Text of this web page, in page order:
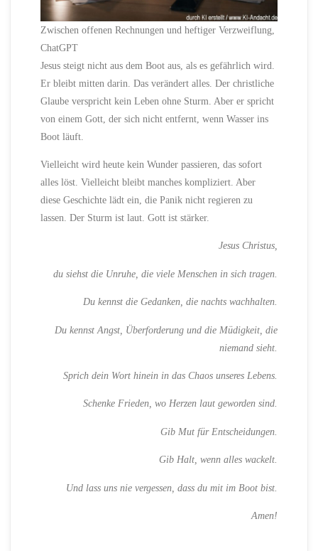
Zwischen offenen Rechnungen und heftiger Verzweiflung,
ChatGPT
Jesus steigt nicht aus dem Boot aus, als es gefährlich wird.
Er bleibt mitten darin. Das verändert alles. Der christliche
Glaube verspricht kein Leben ohne Sturm. Aber er spricht
von einem Gott, der sich nicht entfernt, wenn Wasser ins
Boot läuft.
Vielleicht wird heute kein Wunder passieren, das sofort
alles löst. Vielleicht bleibt manches kompliziert. Aber
diese Geschichte lädt ein, die Panik nicht regieren zu
lassen. Der Sturm ist laut. Gott ist stärker.
Jesus Christus,
du siehst die Unruhe, die viele Menschen in sich tragen.
Du kennst die Gedanken, die nachts wachhalten.
Du kennst Angst, Überforderung und die Müdigkeit, die
niemand sieht.
Sprich dein Wort hinein in das Chaos unseres Lebens.
Schenke Frieden, wo Herzen laut geworden sind.
Gib Mut für Entscheidungen.
Gib Halt, wenn alles wackelt.
Und lass uns nie vergessen, dass du mit im Boot bist.
Amen!